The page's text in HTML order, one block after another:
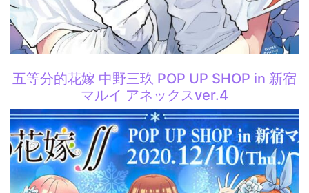
五等分的花嫁 中野三玖 POP UP SHOP in 新宿
マルイ アネックスver.4